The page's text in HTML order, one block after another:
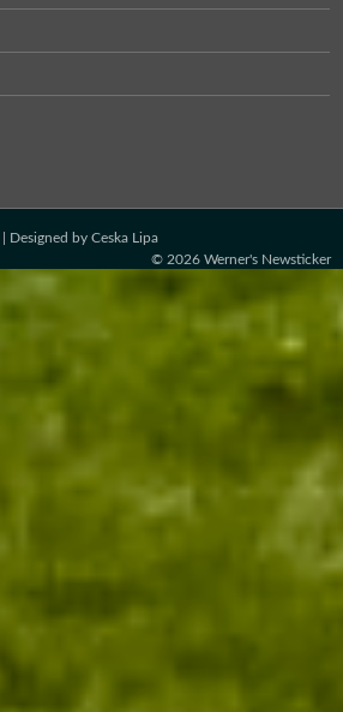
| Designed by Ceska Lipa
© 2026 Werner's Newsticker